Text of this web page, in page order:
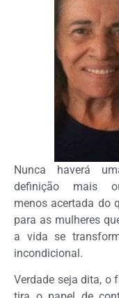
Nunca haverá
definição mais
menos acertada do
para as mulheres
a vida se
incondicional.
Verdade seja dita, o